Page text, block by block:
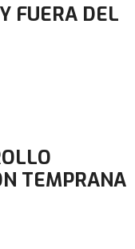
FUERA DEL
TEMPRANA